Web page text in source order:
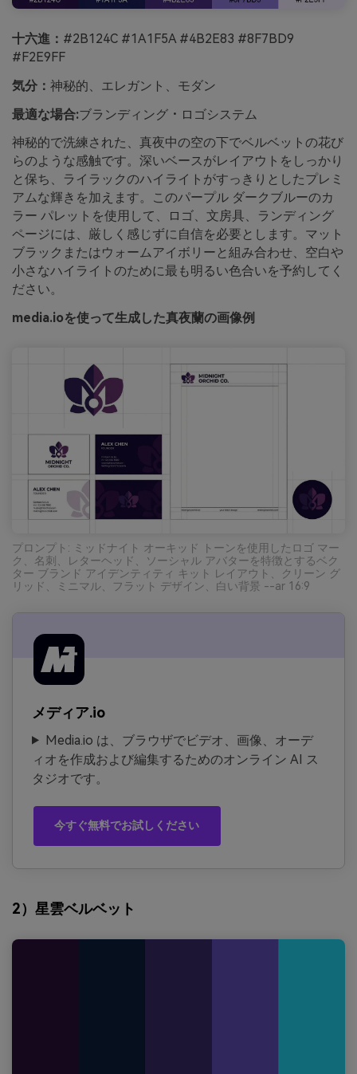
十六進： #2B124C #1A1F5A #4B2E83 #8F7BD9
#F2E9FF
気分： 神秘的、エレガント、モダン
最適な場合:ブランディング・ロゴシステム
神秘的で洗練された、真夜中の空の下でベルベットの花び
らのような感触です。深いベースがレイアウトをしっかり
と保ち、ライラックのハイライトがすっきりとしたプレミ
アムな輝きを加えます。このパープル ダークブルーのカ
ラー パレットを使用して、ロゴ、文房具、ランディング
ページには、厳しく感じずに自信を必要とします。マット
ブラックまたはウォームアイボリーと組み合わせ、空白や
小さなハイライトのために最も明るい色合いを予約してく
ださい。
media.ioを使って生成した真夜蘭の画像例
プロンプト: ミッドナイト オーキッド トーンを使用したロゴ マー
ク、名刺、レターヘッド、ソーシャル アバターを特徴とするベク
ター ブランド アイデンティティ キット レイアウト、クリーン グ
リッド、ミニマル、フラット デザイン、白い背景 --ar 16:9
メディア.io
Media.io は、ブラウザでビデオ、画像、オーデ
ィオを作成および編集するためのオンライン AI ス
タジオです。
今すぐ無料でお試しください
2）星雲ベルベット